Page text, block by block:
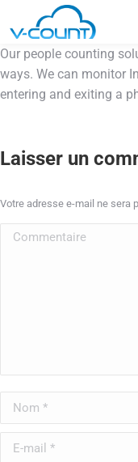
Our people counting
ways. We can monitor
entering and exiting a
Laisser un
Votre adresse e-mail ne sera
Commentaire
Nom *
E-mail *